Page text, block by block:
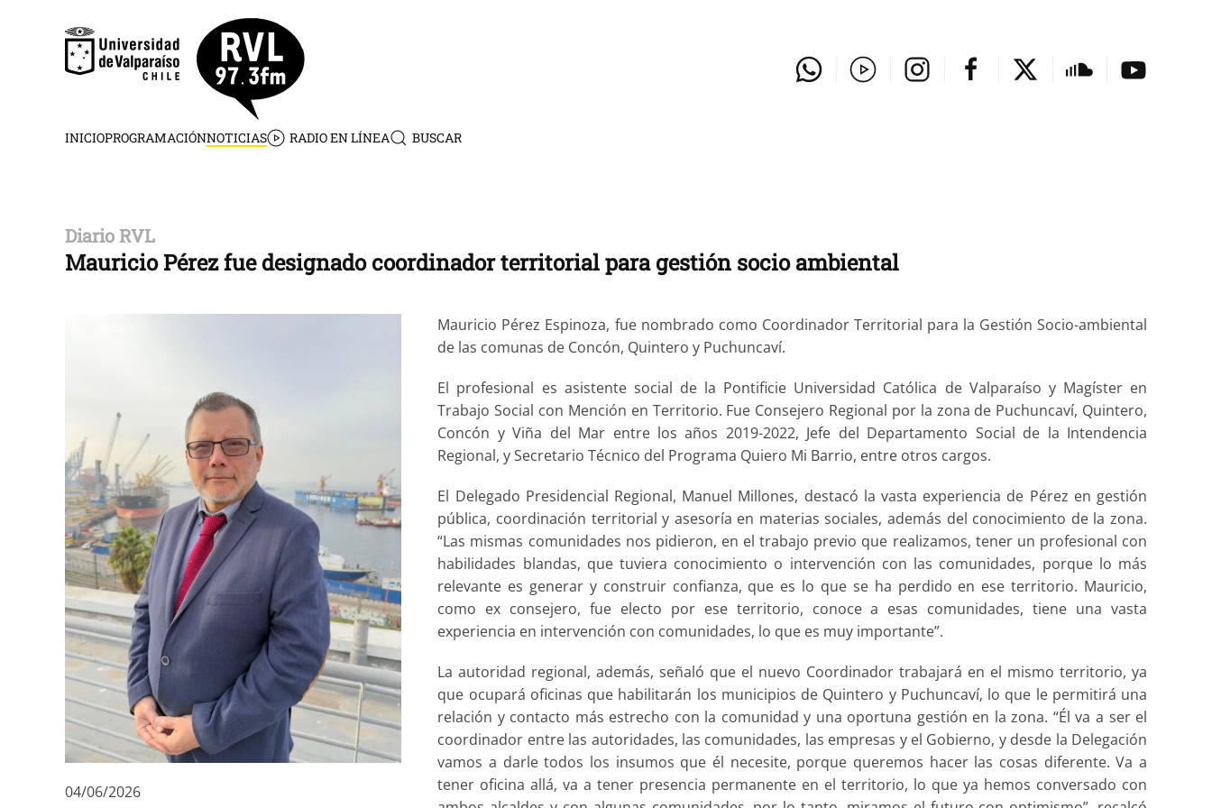
Skip to main content
INICIOPROGRAMACIÓNNOTICIAS RADIO EN LÍNEA BUSCAR
Diario RVL
Mauricio Pérez fue designado coordinador territorial para gestión socio ambiental
04/06/2026
Mauricio Pérez Espinoza, fue nombrado como Coordinador Territorial para la Gestión Socio-ambiental
de las comunas de Concón, Quintero y Puchuncaví.
El profesional es asistente social de la Pontificie Universidad Católica de Valparaíso y Magíster en
Trabajo Social con Mención en Territorio. Fue Consejero Regional por la zona de Puchuncaví, Quintero,
Concón y Viña del Mar entre los años 2019-2022, Jefe del Departamento Social de la Intendencia
Regional, y Secretario Técnico del Programa Quiero Mi Barrio, entre otros cargos.
El Delegado Presidencial Regional, Manuel Millones, destacó la vasta experiencia de Pérez en gestión
pública, coordinación territorial y asesoría en materias sociales, además del conocimiento de la zona.
“Las mismas comunidades nos pidieron, en el trabajo previo que realizamos, tener un profesional con
habilidades blandas, que tuviera conocimiento o intervención con las comunidades, porque lo más
relevante es generar y construir confianza, que es lo que se ha perdido en ese territorio. Mauricio,
como ex consejero, fue electo por ese territorio, conoce a esas comunidades, tiene una vasta
experiencia en intervención con comunidades, lo que es muy importante”.
La autoridad regional, además, señaló que el nuevo Coordinador trabajará en el mismo territorio, ya
que ocupará oficinas que habilitarán los municipios de Quintero y Puchuncaví, lo que le permitirá una
relación y contacto más estrecho con la comunidad y una oportuna gestión en la zona. “Él va a ser el
coordinador entre las autoridades, las comunidades, las empresas y el Gobierno, y desde la Delegación
vamos a darle todos los insumos que él necesite, porque queremos hacer las cosas diferente. Va a
tener oficina allá, va a tener presencia permanente en el territorio, lo que ya hemos conversado con